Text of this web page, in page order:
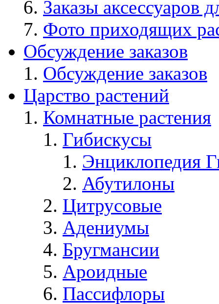
Заказы аксессуаров
Фото приходящих
Обсуждение заказов
Обсуждение заказов
Царство растений
Комнатные растения
Гибискусы
Энциклопедия
Абутилоны
Цитрусовые
Адениумы
Бругмансии
Ароидные
Пассифлоры